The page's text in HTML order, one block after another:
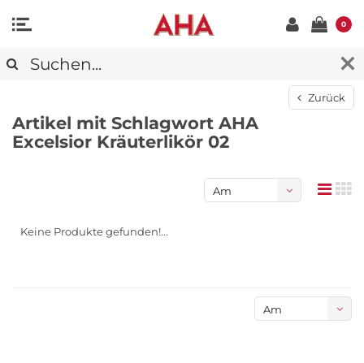
0
Zurück
Artikel mit Schlagwort AHA
Excelsior Kräuterlikör 02
Am
Keine Produkte gefunden!...
Am